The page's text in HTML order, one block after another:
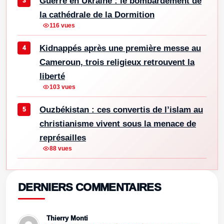
la cathédrale de la Dormition
116 vues
Kidnappés après une première messe au
Cameroun, trois religieux retrouvent la
liberté
103 vues
Ouzbékistan : ces convertis de l’islam au
christianisme vivent sous la menace de
représailles
88 vues
DERNIERS COMMENTAIRES
Thierry Monti